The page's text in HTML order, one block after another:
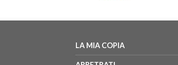
LA MIA COPIA